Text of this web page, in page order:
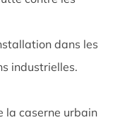
dans les
industrielles.
la caserne urbain